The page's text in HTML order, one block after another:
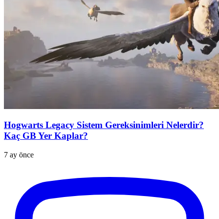
Hogwarts Legacy Sistem Gereksinimleri Nelerdir?
Kaç GB Yer Kaplar?
7 ay önce